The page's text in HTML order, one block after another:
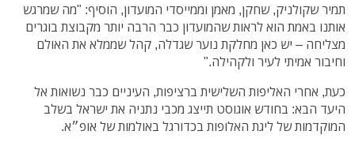
תמיר שקולניק, שחקן, מאמן וממייסדי המועדון, הוסיף: "מה שמרגש
אותנו באמת הוא לראות שהמועדון כבר הרבה יותר מקבוצת בוגרים
מצליחה – יש כאן מחלקת נוער שגדלה, קהל שממלא את האולם
וחיבור אמיתי לעיר ולקהילה."
כעת, אחרי האליפות השלישית ברציפות, העיניים כבר נשואות אל
היעד הבא: בחודש אוגוסט תייצג מכבי נתניה את ישראל בשלב
המוקדמות של ליגת האלופות בכדורגל באולמות של אופ״א.